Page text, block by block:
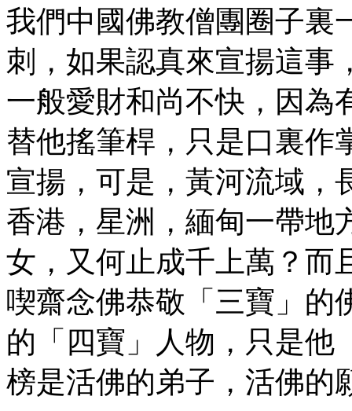
我們中國佛教僧團圈子裏
刺，如果認真來宣揚這事
一般愛財和尚不快，因為
替他搖筆桿，只是口裏作
宣揚，可是，黃河流域，
香港，星洲，緬甸一帶地
女，又何止成千上萬？而
喫齋念佛恭敬「三寶」的
的「四寶」人物，只是他
榜是活佛的弟子，活佛的